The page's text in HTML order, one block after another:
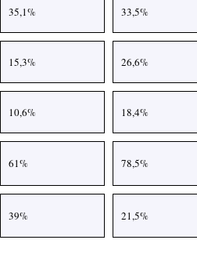
35,1% 33,5%
15,3% 26,6%
10,6% 18,4%
61% 78,5%
39% 21,5%